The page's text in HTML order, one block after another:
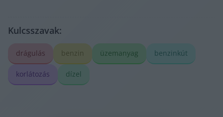
Kulcsszavak:
drágulás benzin üzemanyag benzinkút
korlátozás dízel